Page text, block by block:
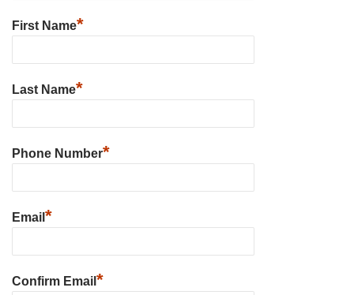
First Name*
Last Name*
Phone Number*
Email *
Confirm Email *